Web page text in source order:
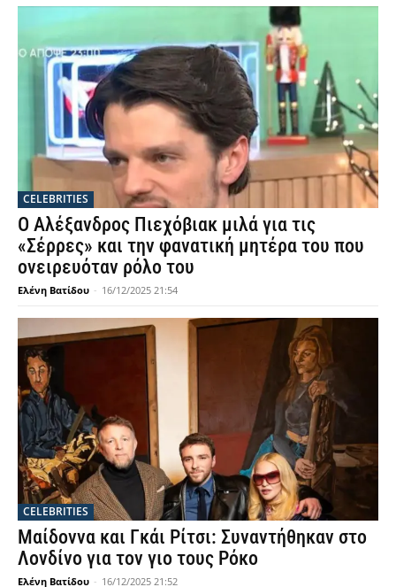
CELEBRITIES
Ο Αλέξανδρος Πιεχόβιακ μιλά για τις
«Σέρρες» και την φανατική μητέρα του που
ονειρευόταν ρόλο του
Ελένη Βατίδου - 16/12/2025 21:54
CELEBRITIES
Μαίδοννα και Γκάι Ρίτσι: Συναντήθηκαν στο
Λονδίνο για τον γιο τους Ρόκο
Ελένη Βατίδου - 16/12/2025 21:52